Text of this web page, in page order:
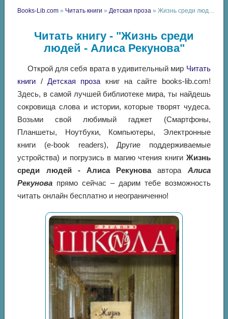
Books-Lib.com » Читать книги »Детская проза » Жизнь среди людей - Алиса Рекунова
Читать книгу - "Жизнь среди
людей - Алиса Рекунова"
Открой для себя врата в удивительный мир Читать
книги /Детская проза книг на сайте books-lib.com!
Здесь, в самой лучшей библиотеке мира, ты найдешь
сокровища слова и истории, которые творят чудеса.
Возьми свой любимый гаджет (Смартфоны,
Планшеты, Ноутбуки, Компьютеры, Электронные
книги (e-book readers), Другие поддерживаемые
устройства) и погрузись в магию чтения книги Жизнь
среди людей - Алиса Рекуноваавтора Алиса
Рекунова прямо сейчас – дарим тебе возможность
читать онлайн бесплатно и неограниченно!